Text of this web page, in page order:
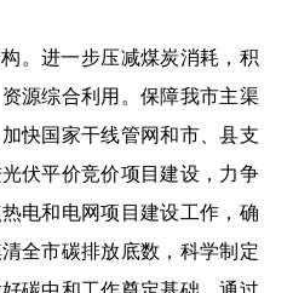
。进一步压减煤炭消耗，积
源综合利用。保障我市主渠
快国家干线管网和市、县支
伏平价竞价项目建设，力争
电和电网项目建设工作，确
全市碳排放底数，科学制定